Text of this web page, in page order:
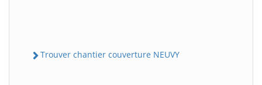
Trouver chantier couverture NEUVY